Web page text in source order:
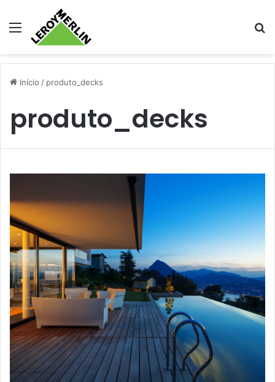
Menu
Início / produto_decks
produto_decks